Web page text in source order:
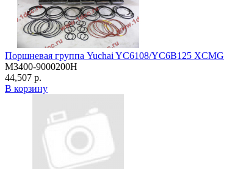
Поршневая группа Yuchai YC6108/YC6B125 XCMG
M3400-9000200H
44,507 р.
В корзину